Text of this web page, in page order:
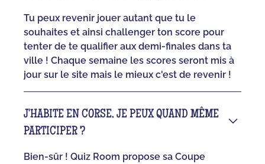
Tu peux revenir jouer autant que tu le
souhaites et ainsi challenger ton score pour
tenter de te qualifier aux demi-finales dans ta
ville ! Chaque semaine les scores seront mis à
jour sur le site mais le mieux c'est de revenir !
J'HABITE EN CORSE, JE PEUX QUAND MÊME
PARTICIPER ?
Bien-sûr ! Quiz Room propose sa Coupe